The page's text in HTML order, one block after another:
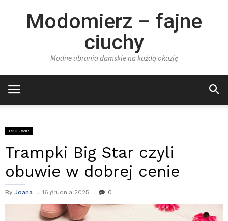
Modomierz – fajne
ciuchy
Modne ubrania damskie na każdą okazję
eobuwie
Trampki Big Star czyli
obuwie w dobrej cenie
By Joana 16 grudnia 2025 0